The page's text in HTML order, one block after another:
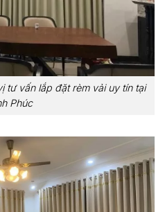
tư vấn lắp đặt rèm vải uy tín tại
Phúc